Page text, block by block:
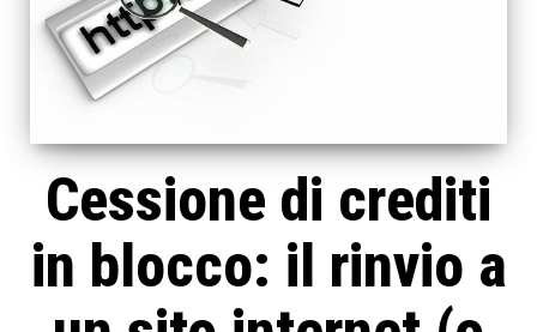
Cessione di crediti
in blocco: il rinvio a